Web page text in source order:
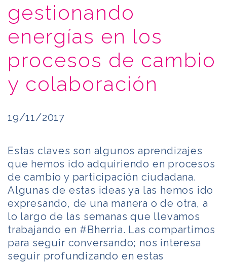
gestionando
energías en los
procesos de cambio
y colaboración
19/11/2017
Estas claves son algunos aprendizajes
que hemos ido adquiriendo en procesos
de cambio y participación ciudadana.
Algunas de estas ideas ya las hemos ido
expresando, de una manera o de otra, a
lo largo de las semanas que llevamos
trabajando en #Bherria. Las compartimos
para seguir conversando; nos interesa
seguir profundizando en estas